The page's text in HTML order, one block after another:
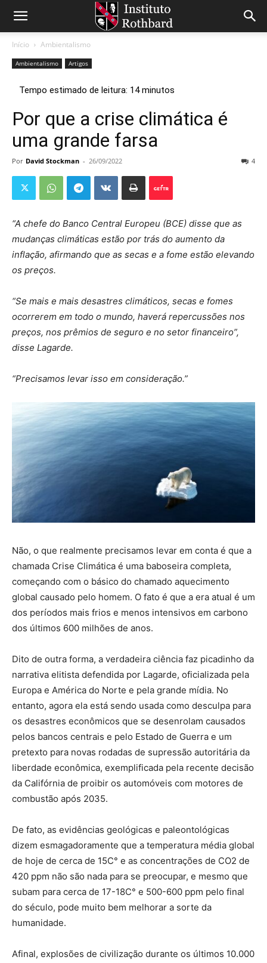
Início Ambientalismo
Ambientalismo Artigos
Por que a crise climática é
uma grande farsa
Por David Stockman - 26/09/2022 4
“A chefe do Banco Central Europeu (BCE) disse que as
mudanças climáticas estão por trás do aumento da
inflação, afirmando que as secas e a fome estão elevando
os preços.
“Se mais e mais desastres climáticos, secas e fomes
ocorrerem em todo o mundo, haverá repercussões nos
preços, nos prêmios de seguro e no setor financeiro”,
disse Lagarde.
“Precisamos levar isso em consideração.”
Não, o que realmente precisamos levar em conta é que a
chamada Crise Climática é uma baboseira completa,
começando com o básico do chamado aquecimento
global causado pelo homem. O fato é que a era atual é um
dos períodos mais frios e menos intensivos em carbono
dos últimos 600 milhões de anos.
Dito de outra forma, a verdadeira ciência faz picadinho da
narrativa elitista defendida por Lagarde, oficializada pela
Europa e América do Norte e pela grande mídia. No
entanto, agora ela está sendo usada como desculpa para
os desastres econômicos que se desenrolam causados ​​​​
pelos bancos centrais e pelo Estado de Guerra e um
pretexto para novas rodadas de supressão autoritária da
liberdade econômica, exemplificada pela recente decisão
da Califórnia de proibir os automóveis com motores de
combustão após 2035.
De fato, as evidências geológicas e paleontológicas
dizem esmagadoramente que a temperatura média global
de hoje de cerca de 15C° e as concentrações de CO2 de
420 ppm não são nada para se preocupar, e mesmo que
subam para cerca de 17-18C° e 500-600 ppm pelo final
do século, pode muito bem melhorar a sorte da
humanidade.
Afinal, explosões de civilização durante os últimos 10.000